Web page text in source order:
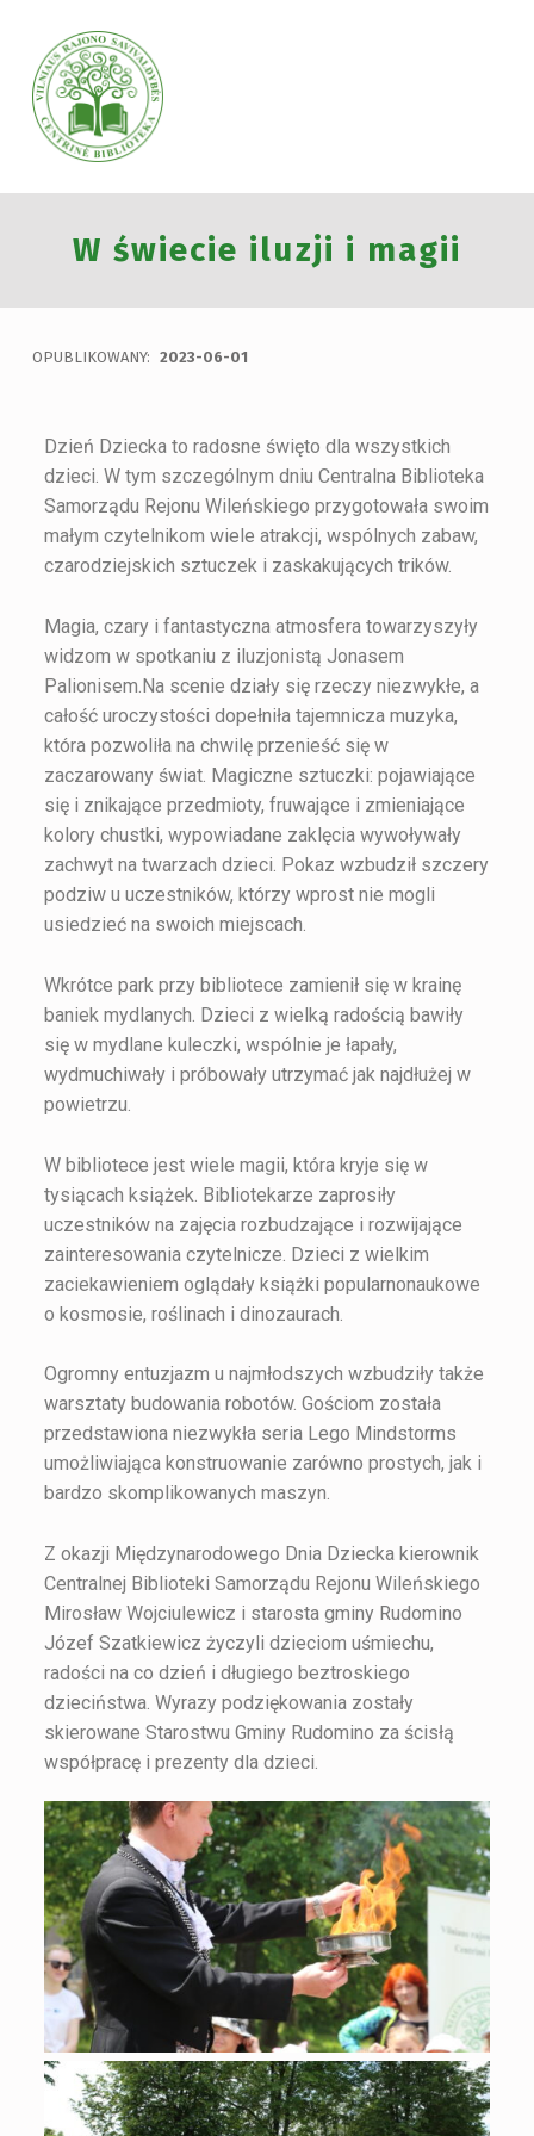
VILNIAUS RAJONO SAVIVALDYBĖS CENTRINĖ BIBLIOTEKA
W świecie iluzji i magii
OPUBLIKOWANY: 2023-06-01
Dzień Dziecka to radosne święto dla wszystkich
dzieci. W tym szczególnym dniu Centralna Biblioteka
Samorządu Rejonu Wileńskiego przygotowała swoim
małym czytelnikom wiele atrakcji, wspólnych zabaw,
czarodziejskich sztuczek i zaskakujących trików.
Magia, czary i fantastyczna atmosfera towarzyszyły
widzom w spotkaniu z iluzjonistą Jonasem
Palionisem.Na scenie działy się rzeczy niezwykłe, a
całość uroczystości dopełniła tajemnicza muzyka,
która pozwoliła na chwilę przenieść się w
zaczarowany świat. Magiczne sztuczki: pojawiające
się i znikające przedmioty, fruwające i zmieniające
kolory chustki, wypowiadane zaklęcia wywoływały
zachwyt na twarzach dzieci. Pokaz wzbudził szczery
podziw u uczestników, którzy wprost nie mogli
usiedzieć na swoich miejscach.
Wkrótce park przy bibliotece zamienił się w krainę
baniek mydlanych. Dzieci z wielką radością bawiły
się w mydlane kuleczki, wspólnie je łapały,
wydmuchiwały i próbowały utrzymać jak najdłużej w
powietrzu.
W bibliotece jest wiele magii, która kryje się w
tysiącach książek. Bibliotekarze zaprosiły
uczestników na zajęcia rozbudzające i rozwijające
zainteresowania czytelnicze. Dzieci z wielkim
zaciekawieniem oglądały książki popularnonaukowe
o kosmosie, roślinach i dinozaurach.
Ogromny entuzjazm u najmłodszych wzbudziły także
warsztaty budowania robotów. Gościom została
przedstawiona niezwykła seria Lego Mindstorms
umożliwiająca konstruowanie zarówno prostych, jak i
bardzo skomplikowanych maszyn.
Z okazji Międzynarodowego Dnia Dziecka kierownik
Centralnej Biblioteki Samorządu Rejonu Wileńskiego
Mirosław Wojciulewicz i starosta gminy Rudomino
Józef Szatkiewicz życzyli dzieciom uśmiechu,
radości na co dzień i długiego beztroskiego
dzieciństwa. Wyrazy podziękowania zostały
skierowane Starostwu Gminy Rudomino za ścisłą
współpracę i prezenty dla dzieci.